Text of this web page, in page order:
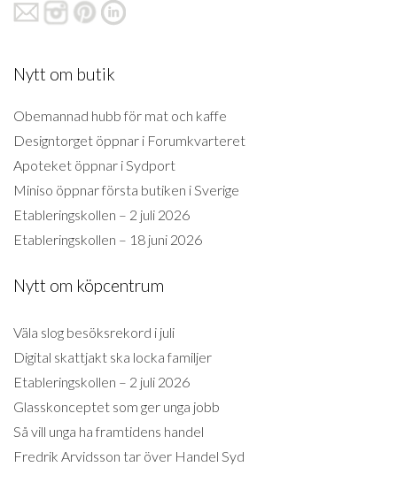
Nytt om butik
Obemannad hubb för mat och kaffe
Designtorget öppnar i Forumkvarteret
Apoteket öppnar i Sydport
Miniso öppnar första butiken i Sverige
Etableringskollen – 2 juli 2026
Etableringskollen – 18 juni 2026
Nytt om köpcentrum
Väla slog besöksrekord i juli
Digital skattjakt ska locka familjer
Etableringskollen – 2 juli 2026
Glasskonceptet som ger unga jobb
Så vill unga ha framtidens handel
Fredrik Arvidsson tar över Handel Syd